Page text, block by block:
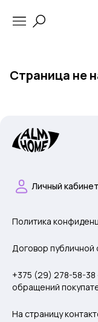
Страница не
Личный кабинет
Политика
Договор публичной
+375 (29) 278-58-
обращений
На страницу